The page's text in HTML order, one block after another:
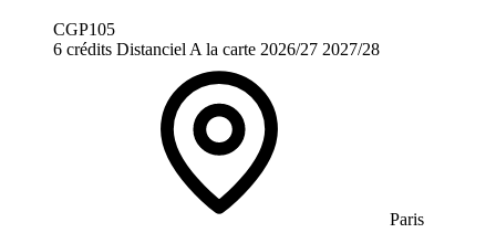
CGP105
6 crédits Distanciel A la carte 2026/27 2027/28
Paris